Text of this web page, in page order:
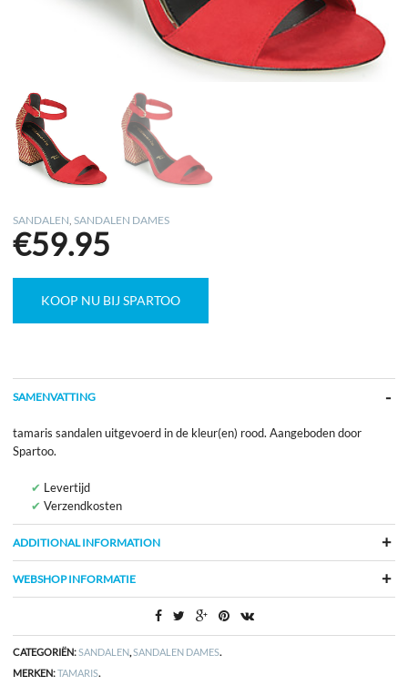
SANDALEN ,SANDALEN DAMES
€59.95
KOOP NU BIJ SPARTOO
SAMENVATTING
tamaris sandalen uitgevoerd in de kleur(en) rood. Aangeboden door
Spartoo.
Levertijd
Verzendkosten
ADDITIONAL INFORMATION
WEBSHOP INFORMATIE
CATEGORIËN:SANDALEN,SANDALEN DAMES.
MERKEN:TAMARIS.